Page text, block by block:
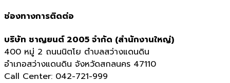
ช่องทางการติดต่อ
บริษัท ชาญยนต์ 2005 จำกัด (สำนักงานใหญ่)
400 หมู่ 2 ถนนนิตโย ตำบลสว่างแดนดิน
อำเภอสว่างแดนดิน จังหวัดสกลนคร 47110
Call Center: 042-721-999